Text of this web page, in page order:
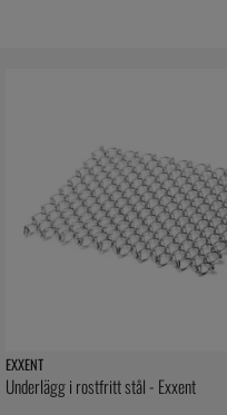
EXXENT
Underlägg i rostfritt stål - Exxent